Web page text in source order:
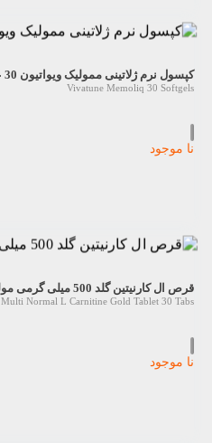
کپسول نرم ژلاتینی ممولیک ویواتیون 30 عددی
Vivatune Memoliq 30 Softgels
نا موجود
قرص ال کارنیتین گلد 500 میلی گرمی مولتی نرمال 30 عدد
Multi Normal L Carnitine Gold Tablet 30 Tabs
نا موجود